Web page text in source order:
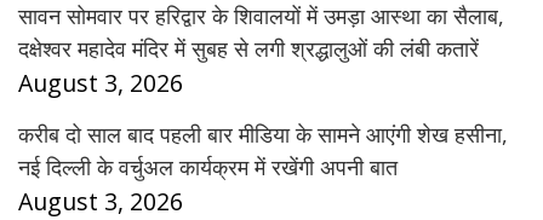
सावन सोमवार पर हरिद्वार के शिवालयों में उमड़ा आस्था का सैलाब,
दक्षेश्वर महादेव मंदिर में सुबह से लगी श्रद्धालुओं की लंबी कतारें
August 3, 2026
करीब दो साल बाद पहली बार मीडिया के सामने आएंगी शेख हसीना,
नई दिल्ली के वर्चुअल कार्यक्रम में रखेंगी अपनी बात
August 3, 2026